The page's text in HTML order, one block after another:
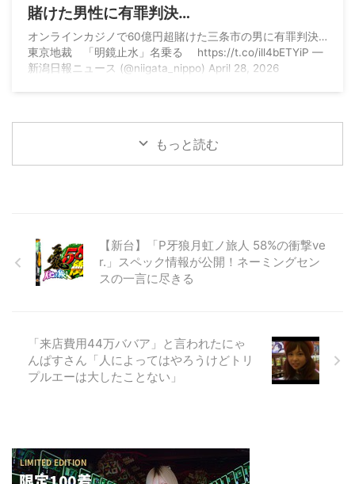
賭けた男性に有罪判決…
オンラインカジノで60億円超賭けた三条市の男に有罪判決…
東京地裁 「明鏡止水」名乗る https://t.co/ill4bETYiP —
新潟日報ニュース (@niigata_nippo) April 28, 2026
もっと読む
【新台】「P牙狼月虹ノ旅人 58%の衝撃ve
r.」スペック情報が公開！ネーミングセン
スの一言に尽きる
「来店費用44万ババア」と言われたにゃ
んぱすさん「人によってはやろうけどトリ
プルエーは大したことない」